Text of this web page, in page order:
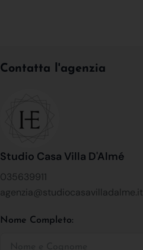
Contatta l'agenzia
Studio Casa Villa D'Almé
035639911
agenzia@studiocasavilladalme.it
Nome Completo: